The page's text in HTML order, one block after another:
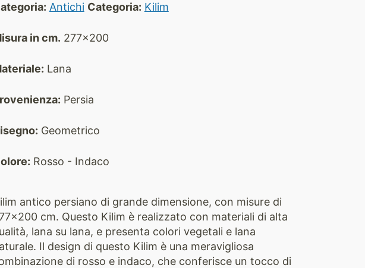
Antichi Categoria: Kilim
in cm. 277x200
Lana
Persia
Geometrico
Rosso - Indaco
antico persiano di grande dimensione, con misure di
cm. Questo Kilim è realizzato con materiali di alta
lana su lana, e presenta colori vegetali e lana
Il design di questo Kilim è una meravigliosa
di rosso e indaco, che conferisce un tocco di